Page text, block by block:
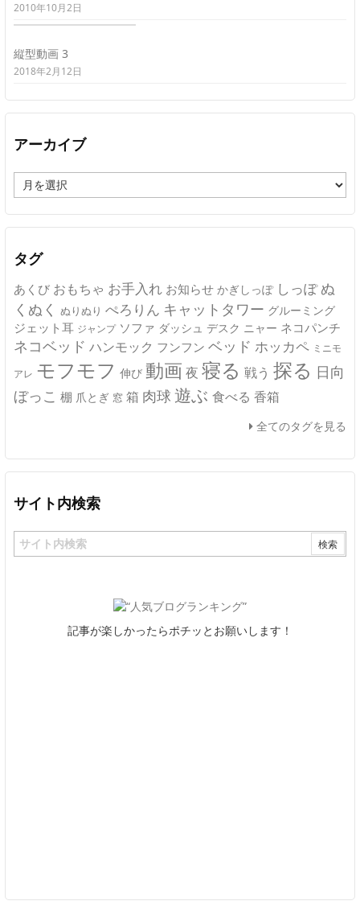
2010年10月2日
縦型動画 3
2018年2月12日
アーカイブ
ー
カ
イ
タグ
あくび おもちゃ お手入れ お知らせ かぎしっぽ しっぽ ぬ
くぬく ぬりぬり ぺろりん キャットタワー グルーミング
ジェット耳 ジャンプ ソファ ダッシュ デスク ニャー ネコパンチ
ネコベッド ハンモック フンフン ベッド ホッカペ ミニモ
アレ モフモフ 伸び 動画 夜 寝る 戦う 探る 日向
ぼっこ 棚 爪とぎ 窓 箱 肉球 遊ぶ 食べる 香箱
全てのタグを見る
サイト内検索
記事が楽しかったらポチッとお願いします！